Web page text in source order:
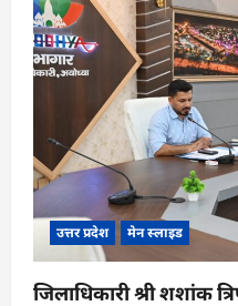
उत्तर प्रदेश मेन स्लाइड
जिलाधिकारी श्री शशांक